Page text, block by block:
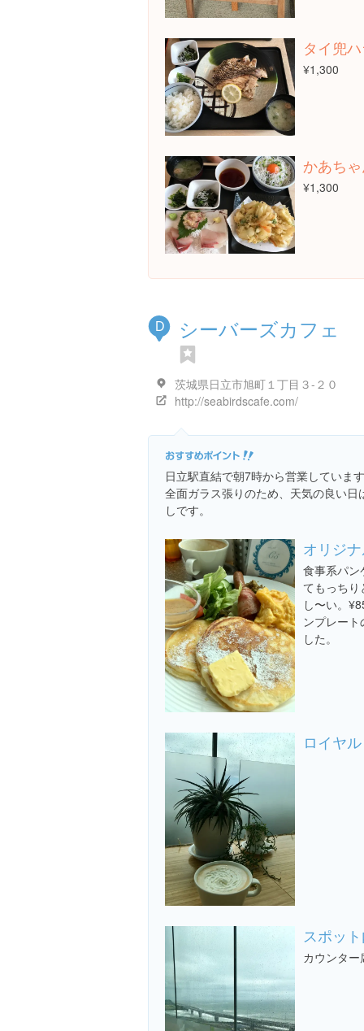
タイ兜
¥1,300
かあち
¥1,300
D シーバーズカフェ
茨城県日立市旭町１丁目３-２０
http://seabirdscafe.com/
日立駅直結で朝7時から営業していま
全面ガラス張りのため、天気の良い
しです。
オリジ
食事系パン
てもっち
し〜い。
ンプレー
した。
ロイヤ
スポッ
カウンタ